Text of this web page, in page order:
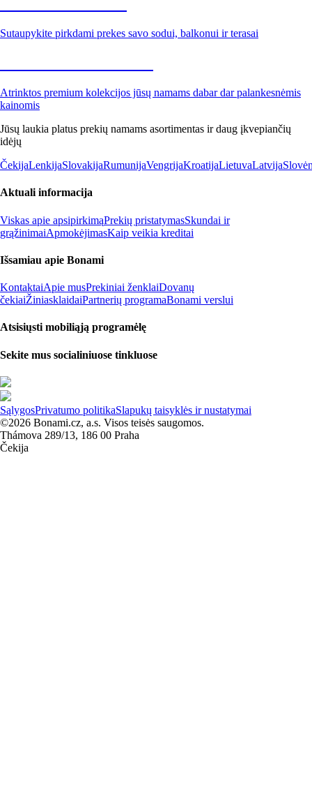
Sutaupykite pirkdami prekes savo sodui, balkonui ir terasai
Atrinktos premium kolekcijos jūsų namams dabar dar palankesnėmis
kainomis
Jūsų laukia platus prekių namams asortimentas ir daug įkvepiančių
idėjų
ČekijaLenkijaSlovakijaRumunijaVengrijaKroatijaLietuvaLatvija
Aktuali informacija
Viskas apie apsipirkimąPrekių pristatymasSkundai ir
grąžinimaiApmokėjimasKaip veikia kreditai
Išsamiau apie Bonami
KontaktaiApie musPrekiniai ženklaiDovanų
čekiaiŽiniasklaidaiPartnerių programaBonami verslui
Atsisiųsti mobiliąją programėlę
Sekite mus socialiniuose tinkluose
SąlygosPrivatumo politikaSlapukų taisyklės ir nustatymai
©2026 Bonami.cz, a.s. Visos teisės saugomos.
Thámova 289/13, 186 00 Praha
Čekija